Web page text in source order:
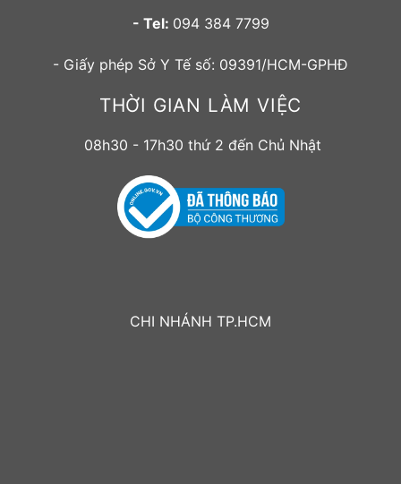
- Tel: 094 384 7799
- Giấy phép Sở Y Tế số: 09391/HCM-GPHĐ
THỜI GIAN LÀM VIỆC
08h30 - 17h30 thứ 2 đến Chủ Nhật
CHI NHÁNH TP.HCM